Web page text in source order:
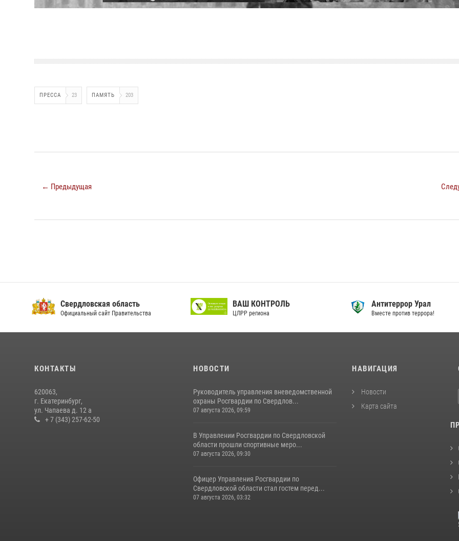
ПРЕССА 23 ПАМЯТЬ 203
← Предыдущая
Свердловская область
Официальный сайт Правительства
ВАШ КОНТРОЛЬ
ЦЛРР региона
Антитеррор Урал
Вместе против террора!
КОНТАКТЫ
620063,
г. Екатеринбург,
ул. Чапаева д. 12 а
+ 7 (343) 257-62-50
НОВОСТИ
Руководитель управления вневедомственной
охраны Росгвардии по Свердлов...
07 августа 2026, 09:59
В Управлении Росгвардии по Свердловской
области прошли спортивные меро...
07 августа 2026, 09:30
Офицер Управления Росгвардии по
Свердловской области стал гостем перед...
07 августа 2026, 03:32
НАВИГАЦИЯ
Новости
Карта сайта